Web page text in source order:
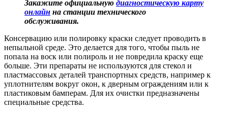
Закажите официальную диагностическую карту
онлайн на станции технического
обслуживания.
Консервацию или полировку краски следует проводить в
непыльной среде. Это делается для того, чтобы пыль не
попала на воск или полироль и не повредила краску еще
больше. Эти препараты не используются для стекол и
пластмассовых деталей транспортных средств, например к
уплотнителям вокруг окон, к дверным ограждениям или к
пластиковым бамперам. Для их очистки предназначены
специальные средства.